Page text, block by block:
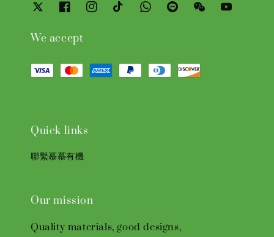
We accept
Quick links
聯繫慕慕有機
Our mission
Quality materials, good designs,